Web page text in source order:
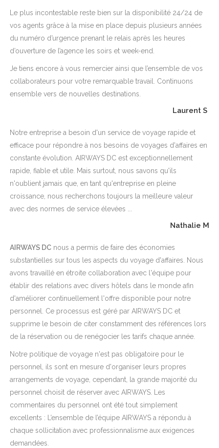
Le plus incontestable reste bien sur la disponibilité 24/24 de
vos agents grâce à la mise en place depuis plusieurs années
du numéro d’urgence prenant le relais après les heures
d’ouverture de l’agence les soirs et week-end.
Je tiens encore à vous remercier ainsi que l’ensemble de vos
collaborateurs pour votre remarquable travail. Continuons
ensemble vers de nouvelles destinations.
Laurent S
Notre entreprise a besoin d'un service de voyage rapide et
efficace pour répondre à nos besoins de voyages d'affaires en
constante évolution. AIRWAYS DC est exceptionnellement
rapide, fiable et utile. Mais surtout, nous savons qu'ils
n'oublient jamais que, en tant qu'entreprise en pleine
croissance, nous recherchons toujours la meilleure valeur
avec des normes de service élevées ...
Nathalie M
AIRWAYS DC nous a permis de faire des économies
substantielles sur tous les aspects du voyage d'affaires. Nous
avons travaillé en étroite collaboration avec l'équipe pour
établir des relations avec divers hôtels dans le monde afin
d'améliorer continuellement l'offre disponible pour notre
personnel. Ce processus est géré par AIRWAYS DC et
supprime le besoin de citer constamment des références lors
de la réservation ou de renégocier les tarifs chaque année.
Notre politique de voyage n'est pas obligatoire pour le
personnel, ils sont en mesure d'organiser leurs propres
arrangements de voyage, cependant, la grande majorité du
personnel choisit de réserver avec AIRWAYS. Les
commentaires du personnel ont été tout simplement
excellents : L’ensemble de l’équipe AIRWAYS a répondu à
chaque sollicitation avec professionnalisme aux exigences
demandées.